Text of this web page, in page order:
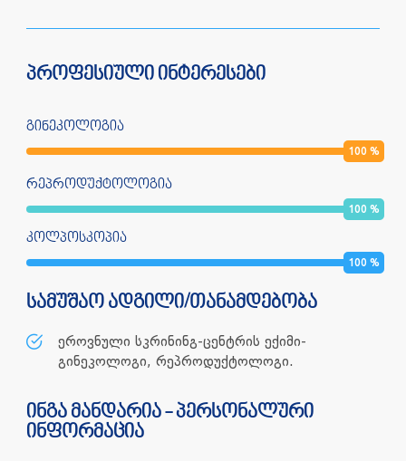
პროფესიული ინტერესები
გინეკოლოგია
100 %
რეპროდუქტოლოგია
100 %
კოლპოსკოპია
100 %
სამუშაო ადგილი/თანამდებობა
ეროვნული სკრინინგ-ცენტრის ექიმი-
გინეკოლოგი, რეპროდუქტოლოგი.
ინგა მანდარია - პერსონალური
ინფორმაცია